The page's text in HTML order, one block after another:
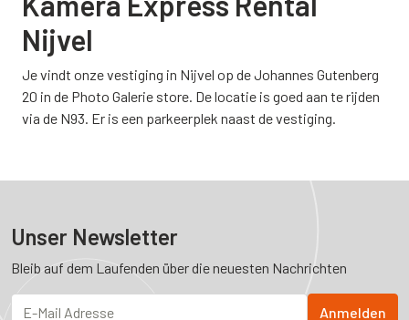
Nijvel
Je vindt onze vestiging in Nijvel op de Johannes Gutenberg
20 in de Photo Galerie store. De locatie is goed aan te rijden
via de N93. Er is een parkeerplek naast de vestiging.
Unser Newsletter
Bleib auf dem Laufenden über die neuesten Nachrichten